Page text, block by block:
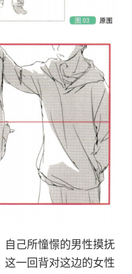
自己所憧憬的男性摸抚
一回背对这边的女性